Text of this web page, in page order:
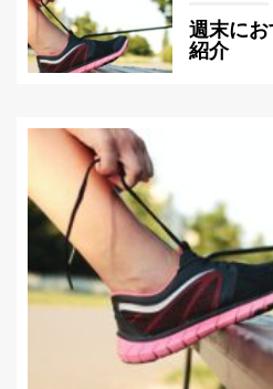
週末に
紹介
自分に
ールの選
2022-07-12